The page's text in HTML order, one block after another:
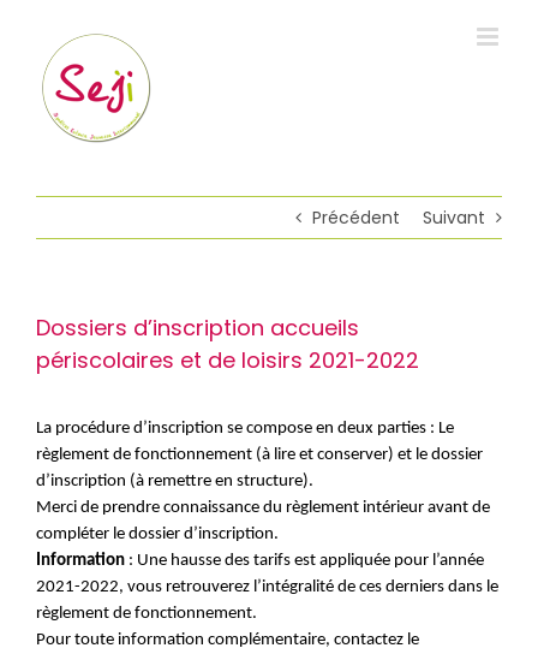
contenu
Précédent Suivant
Dossiers d’inscription accueils
périscolaires et de loisirs 2021-2022
La procédure d’inscription se compose en deux parties : Le
règlement de fonctionnement (à lire et conserver) et le dossier
d’inscription (à remettre en structure).
Merci de prendre connaissance du règlement intérieur avant de
compléter le dossier d’inscription.
Information : Une hausse des tarifs est appliquée pour l’année
2021-2022, vous retrouverez l’intégralité de ces derniers dans le
règlement de fonctionnement.
Pour toute information complémentaire, contactez le